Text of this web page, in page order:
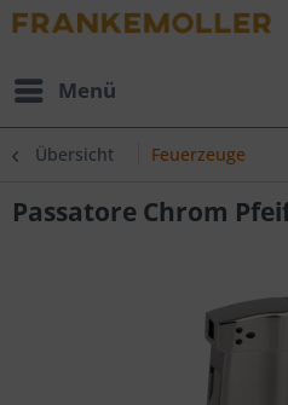
Menü
Übersicht Feuerzeuge
Passatore Chrom